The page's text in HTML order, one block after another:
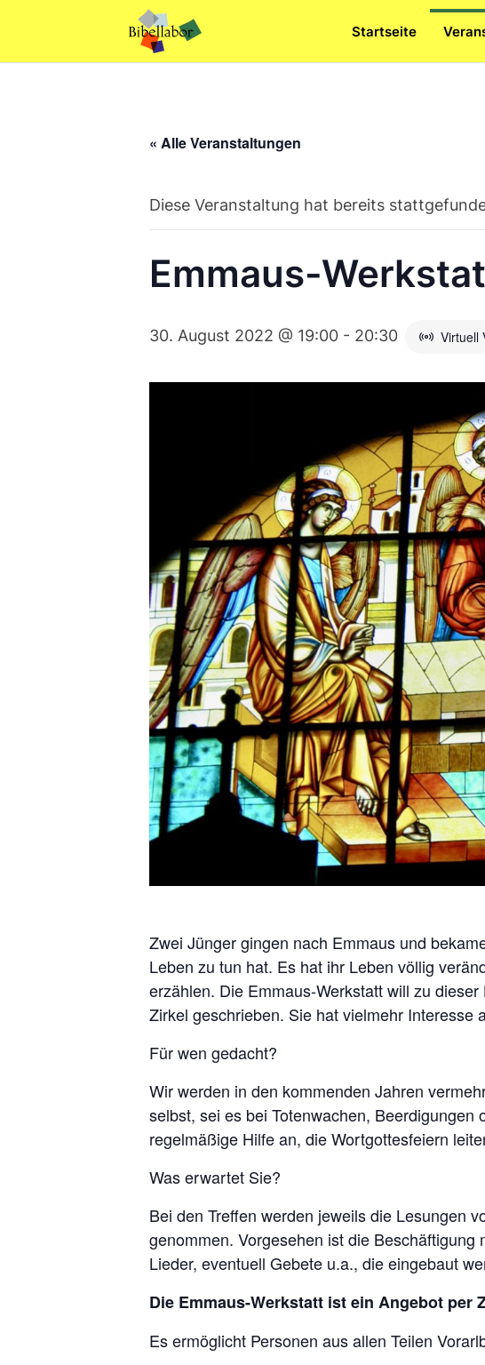
content
Startseite
« Alle Veranstaltungen
Diese Veranstaltung hat bereits
Emmaus-
30. August 2022 @ 19:00 - 20:30 Virtuell
Zwei Jünger gingen nach Emmaus und
Leben zu tun hat. Es hat ihr Leben völlig
erzählen. Die Emmaus-Werkstatt will zu
Zirkel geschrieben. Sie hat vielmehr Interesse
Für wen gedacht?
Wir werden in den kommenden Jahren
selbst, sei es bei Totenwachen,
regelmäßige Hilfe an, die Wortgottesfeiern
Was erwartet Sie?
Bei den Treffen werden jeweils die Lesungen
genommen. Vorgesehen ist die
Lieder, eventuell Gebete u.a., die eingebaut
Die Emmaus-Werkstatt ist ein Angebot per
Es ermöglicht Personen aus allen Teilen